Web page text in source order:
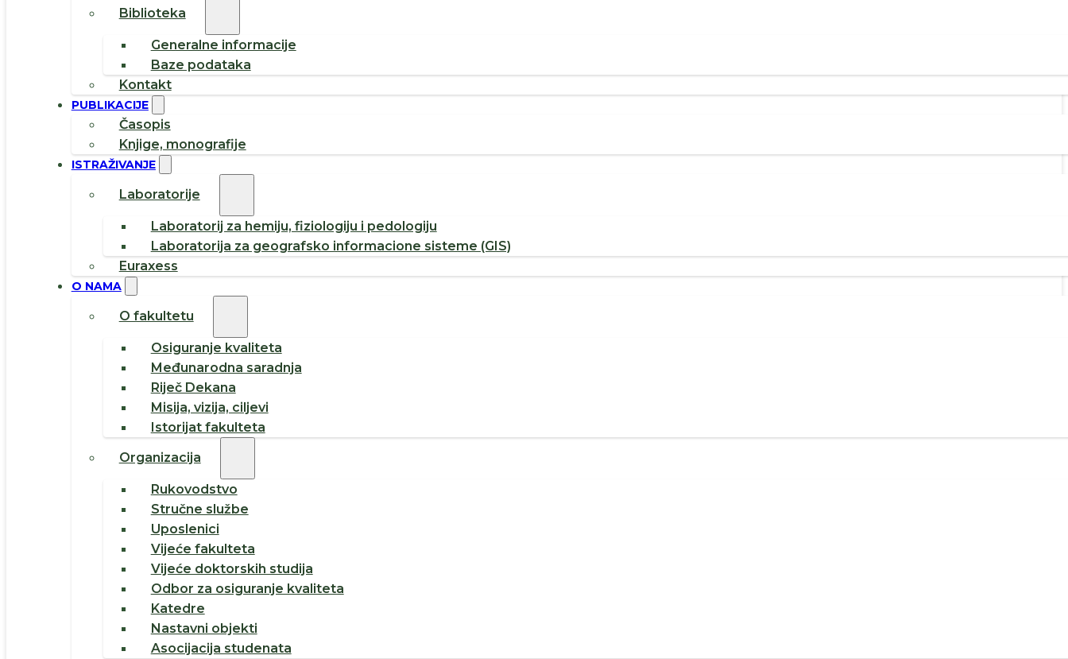
Biblioteka
Generalne informacije
Baze podataka
Kontakt
PUBLIKACIJE
Časopis
Knjige, monografije
ISTRAŽIVANJE
Laboratorije
Laboratorij za hemiju, fiziologiju i pedologiju
Laboratorija za geografsko informacione sisteme (GIS)
Euraxess
O NAMA
O fakultetu
Osiguranje kvaliteta
Međunarodna saradnja
Riječ Dekana
Misija, vizija, ciljevi
Istorijat fakulteta
Organizacija
Rukovodstvo
Stručne službe
Uposlenici
Vijeće fakulteta
Vijeće doktorskih studija
Odbor za osiguranje kvaliteta
Katedre
Nastavni objekti
Asocijacija studenata